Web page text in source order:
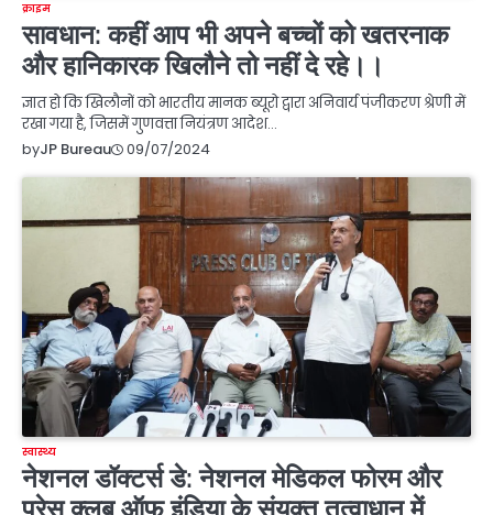
क्राइम
सावधान: कहीं आप भी अपने बच्चों को खतरनाक
और हानिकारक खिलौने तो नहीं दे रहे।।
ज्ञात हो कि खिलौनों को भारतीय मानक ब्यूरो द्वारा अनिवार्य पंजीकरण श्रेणी में
रखा गया है, जिसमें गुणवत्ता नियंत्रण आदेश…
byJP Bureau 09/07/2024
स्वास्थ्य
नेशनल डॉक्टर्स डे: नेशनल मेडिकल फोरम और